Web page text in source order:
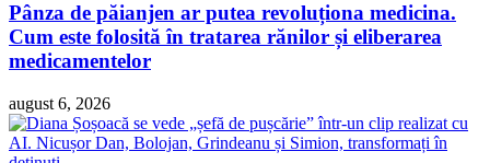
Pânza de păianjen ar putea revoluționa medicina.
Cum este folosită în tratarea rănilor și eliberarea
medicamentelor
august 6, 2026